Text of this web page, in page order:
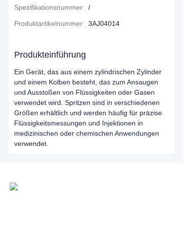
Spezifikationsnummer: /
Produktartikelnummer: 3AJ04014
Produkteinführung
Ein Gerät, das aus einem zylindrischen Zylinder
und einem Kolben besteht, das zum Ansaugen
und Ausstoßen von Flüssigkeiten oder Gasen
verwendet wird. Spritzen sind in verschiedenen
Größen erhältlich und werden häufig für präzise
Flüssigkeitsmessungen und Injektionen in
medizinischen oder chemischen Anwendungen
verwendet.